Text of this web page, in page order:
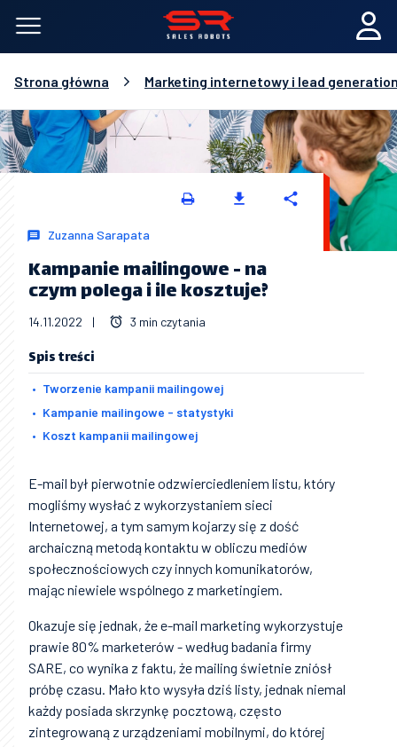
Strona główna Marketing internetowy i lead
Zuzanna Sarapata
Kampanie mailingowe - na
czym polega i ile kosztuje?
14.11.2022 | 3 min czytania
Spis treści
Tworzenie kampanii mailingowej
Kampanie mailingowe - statystyki
Koszt kampanii mailingowej
E-mail był pierwotnie odzwierciedleniem listu, który
mogliśmy wysłać z wykorzystaniem sieci
Internetowej, a tym samym kojarzy się z dość
archaiczną metodą kontaktu w obliczu mediów
społecznościowych czy innych komunikatorów,
mając niewiele wspólnego z marketingiem.
Okazuje się jednak, że e-mail marketing wykorzystuje
prawie 80% marketerów - według badania firmy
SARE, co wynika z faktu, że mailing świetnie zniósł
próbę czasu. Mało kto wysyła dziś listy, jednak niemal
każdy posiada skrzynkę pocztową, często
zintegrowaną z urządzeniami mobilnymi, do której